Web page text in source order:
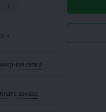
+
сетка
заказа